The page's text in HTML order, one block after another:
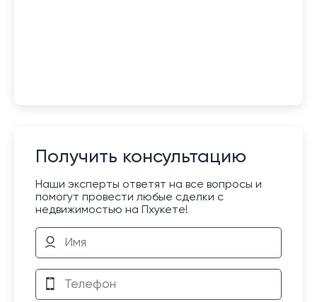
Получить консультацию
Наши эксперты ответят на все вопросы и
помогут провести любые сделки с
недвижимостью на Пхукете!